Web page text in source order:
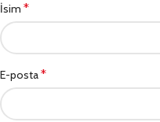
İsim *
E-posta*